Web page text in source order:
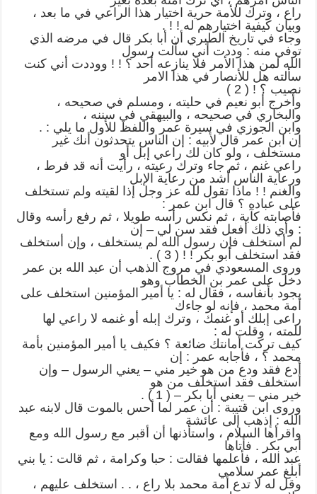
راع ، وترك للأمة حرية اختيار هذا الراعي في ما بعد ،
وبيان كيفية اختيارهم له ! ! .
وجاء في تاريخ الطبري أن أبا بكر قال في مرضه الذي
توفي منه : وددت أني سألت رسول
الله لمن هذا الأمر فلا ينازعه أحد ؟ ! ! ووددت أني كنت
سألته هل للأنصار في هذا الامر
نصيب ؟ ! ( 2 )
وأخرج أبو نعيم في حليته ، ومسلم في صحيحه ،
والبخاري في صحيحه ، والبيهقي في سننه ،
وابن الجوزي في سيرة عمر واللفظ للأول ما يلي : .
إن ابن عمر قال لأبيه : إن الناس يتحدثون أنك غير
مستخلف ، ولو كان لك راعي إبل أو
راعي غنم ، ثم جاء وترك رعيته ، رأيت أنه قد فرط ،
ورعاية الناس أشد من رعاية الإبل
والغنم ! ! ماذا تقول لله عز وجل إذا لقيته ولم تستخلف
على عباده ؟ قال ابن عمر :
فأصابته كآبة ، ثم نكس رأسه طويلا ، ثم رفع رأسه وقال
: وأي ذلك أفعل فقد سن لي – إن
لم أستخلف فإن رسول الله لم يستخلف ، وإن أستخلف
فقد استخلف أبو بكر ! ! ( 3 ) .
وروى المسعودي في مروج الذهب أن عبد الله بن عمر
دخل على عمر بن الخطاب وهو
يجود بأنفاسه ، فقال له : يا أمير المؤمنين استخلف على
أمة محمد ، فإنه لو جاءك
راعى إبلك أو غنمك ، وترك إبله أو غنمه لا راعي لها
للمته ، وقلت له :
كيف تركت أمانتك ضائعة ؟ فكيف يا أمير المؤمنين بأمة
محمد ؟ ، فأجابه عمر : إن
أدع فقد ودع من هو خير مني – يعني الرسول – وإن
أستخلف فقد استخلف من هو
خير مني – يعني أبا بكر – ( 1 ) .
وروى ابن قتيبة : أن عمر لما أحس بالموت قال لابنه عبد
الله : إذهب إلى عائشة
واقرأها السلام ، واستأذنها أن أقبر مع رسول الله ومع
أبي بكر . فأتاها
عبد الله ، فأعلمها فقالت : حبا وكرامة ، ثم قالت : يا بني
أبلغ عمر سلامي
وقل له لا تدع أمة محمد بلا راع ، . . استخلف عليهم ،